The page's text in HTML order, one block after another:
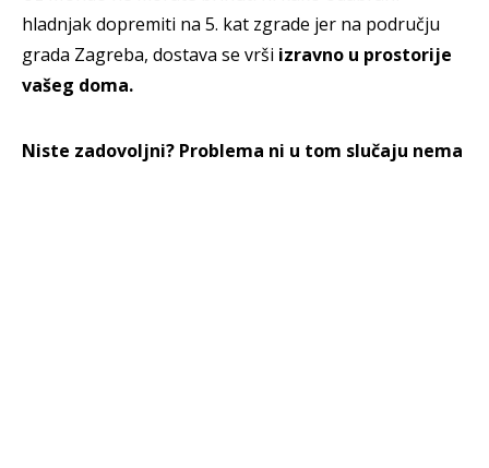
hladnjak dopremiti na 5. kat zgrade jer na području
grada Zagreba, dostava se vrši izravno u prostorije
vašeg doma.
Niste zadovoljni? Problema ni u tom slučaju nema